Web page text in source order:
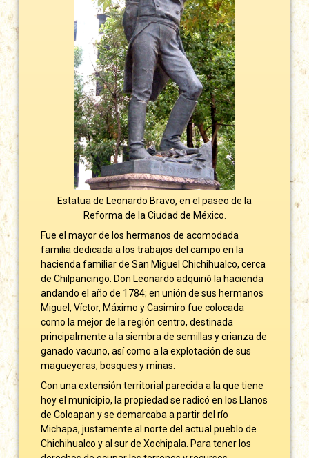
Estatua de Leonardo Bravo, en el paseo de la
Reforma de la Ciudad de México.
Fue el mayor de los hermanos de acomodada
familia dedicada a los trabajos del campo en la
hacienda familiar de San Miguel Chichihualco, cerca
de Chilpancingo. Don Leonardo adquirió la hacienda
andando el año de 1784; en unión de sus hermanos
Miguel, Víctor, Máximo y Casimiro fue colocada
como la mejor de la región centro, destinada
principalmente a la siembra de semillas y crianza de
ganado vacuno, así como a la explotación de sus
magueyeras, bosques y minas.
Con una extensión territorial parecida a la que tiene
hoy el municipio, la propiedad se radicó en los Llanos
de Coloapan y se demarcaba a partir del río
Michapa, justamente al norte del actual pueblo de
Chichihualco y al sur de Xochipala. Para tener los